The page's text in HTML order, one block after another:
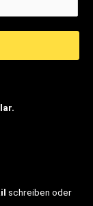
schreiben oder